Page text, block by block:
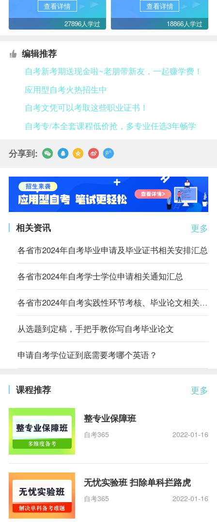
查看详情
27896人学过
查看详情
18866人学过
编辑推荐
自考新考期送现金啦~老朋带新友，一起赚学费！
应用型自考火热招生中
自考文凭可以考取这些职业证书！
自考专/本全套课程低价抢，多专业任选3年畅学
分享到:
更多
相关资讯
各省市2024年自考毕业申请及毕业证书相关安排汇总
各省市2024年自考学士学位申请相关通知汇总
各省市2024年自考实践性环节考核、毕业论文相关通知汇总
从选题到定稿，手把手教你写自考毕业论文
申请自考学位证到底需要考哪个英语？
更多
课程推荐
整专业保障班
自考365 2022-01-16
无忧实验班 扫除单科拦路虎
自考365 2022-01-16